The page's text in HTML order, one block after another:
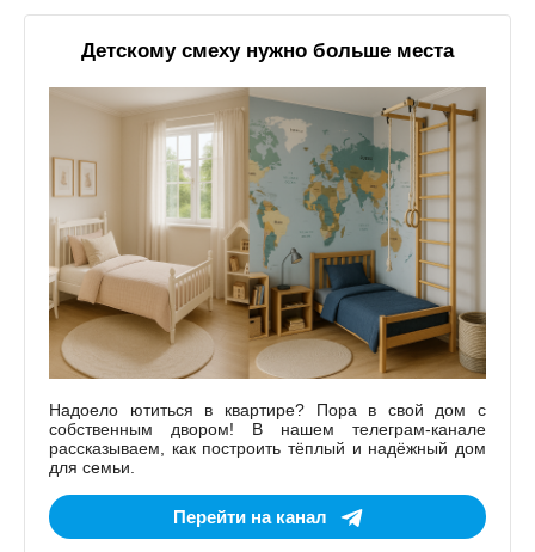
Детскому смеху нужно больше места
Надоело ютиться в квартире? Пора в свой дом с
собственным двором! В нашем телеграм-канале
рассказываем, как построить тёплый и надёжный дом
для семьи.
Перейти на канал